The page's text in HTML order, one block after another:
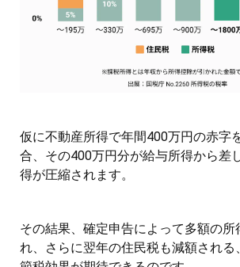
仮に不動産所得で年間400万円の赤字
合、その400万円分が給与所得から差
得が圧縮されます。
その結果、確定申告によって多額の所
れ、さらに翌年の住民税も減額される